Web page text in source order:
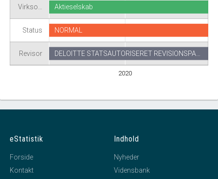
Virkso…
Status
Revisor
2020
Aktieselskab
NORMAL
DELOITTE STATSAUTORISERET REVISIONSPA…
eStatistik
Forside
Kontakt
Indhold
Nyheder
Vidensbank